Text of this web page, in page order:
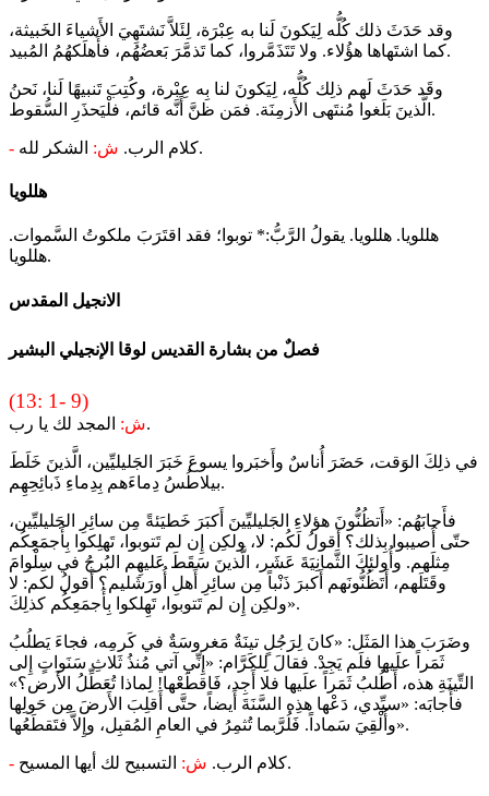
وقد حَدَثَ ذلك كُلُّه لِيَكونَ لَنا به عِبْرَة، لِئَلاَّ نَشتَهِيَ الأَشياءَ الخَبيثة،
كما اشتَهاها هؤُلاء. ولا تَتَذَمَّروا، كما تَذمَّرَ بَعضُهُم، فأَهلَكهُمُ المُبيد.
وقَد حَدَثَ لَهم ذلِك كُلُّه، لِيَكونَ لنا بِه عِبْرة، وكُتِبَ تَنبيهًا لَنا، نَحنُ
الَّذينَ بَلَغوا مُنتَهى الأَزمِنَة. فمَن ظنَّ أَنَّه قائم، فلْيَحذَرِ السُّقوط.
- كلام الرب. ش: الشكر لله.
هللويا
هللويا. هللويا. يقولُ الرَّبُّ:* توبوا؛ فقد اقتَرَبَ ملكوتُ السَّموات.
هللويا.
الانجيل المقدس
فصلٌ من بشارة القديس لوقا الإنجيلي البشير
(13: 1- 9)
ش:المجد لك يا رب.
في ذلِكَ الوَقت، حَضَرَ أُناسٌ وأَخبَروا يسوعَ خَبَرَ الجَليليِّين، الَّذينَ خَلَطَ
بيلاطُسُ دِماءَهم بِدِماءِ ذَبائِحِهِم.
فأَجابَهُم: «أَتظُنُّونَ هؤلاءِ الجَليليِّينَ أَكبَرَ خَطيَئةً مِن سائِرِ الجَليليِّين،
حتّى أُصيبوا بِذلك؟ أَقولُ لَكُم: لا، ولكِن إِن لم تَتوبوا، تَهلِكوا بِأَجمَعِكُم
مِثلَهم. وأُولئِكَ الثَّمانِيَةَ عَشَر، الَّذينَ سَقَطَ عَليهِم البُرجُ في سِلْوامَ
وقَتَلَهم، أَتَظُنُّونَهم أَكبرَ ذَنْباً مِن سائِرِ أَهلِ أُورَشَليم؟ أَقولُ لكم: لا
ولكِن إِن لم تَتوبوا، تَهِلكوا بِأَجمَعِكُم كذلِكَ».
وضَرَبَ هذا المَثَل: «كانَ لِرَجُلٍ تينَةٌ مَغروسَةٌ في كَرمِه، فجاءَ يَطلُبُ
ثَمَراً علَيها فلَم يَجِدْ. فقالَ لِلكَرَّام: «إِنِّي آتي مُنذُ ثَلاثِ سَنَواتٍ إِلى
التِّينَةِ هذه، أَطُلبُ ثَمَراً علَيها فلا أَجِد، فَاقطَعْها! لِماذا تُعَطِّلُ الأَرض؟»
فأَجابَه: «سيِّدي، دَعْها هذِه السَّنَةَ أَيضاً، حتَّى أَقلِبَ الأَرضَ مِن حَولِها
وأُلْقِيَ سَماداً. فَلُرَّبما تُثمِرُ في العامِ المُقبِل، وإِلاَّ فتَقطَعُها».
- كلام الرب. ش: التسبيح لك أيها المسيح.